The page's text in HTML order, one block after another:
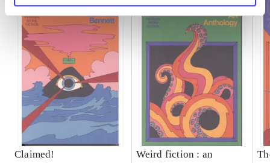
Claimed!
Weird fiction : an